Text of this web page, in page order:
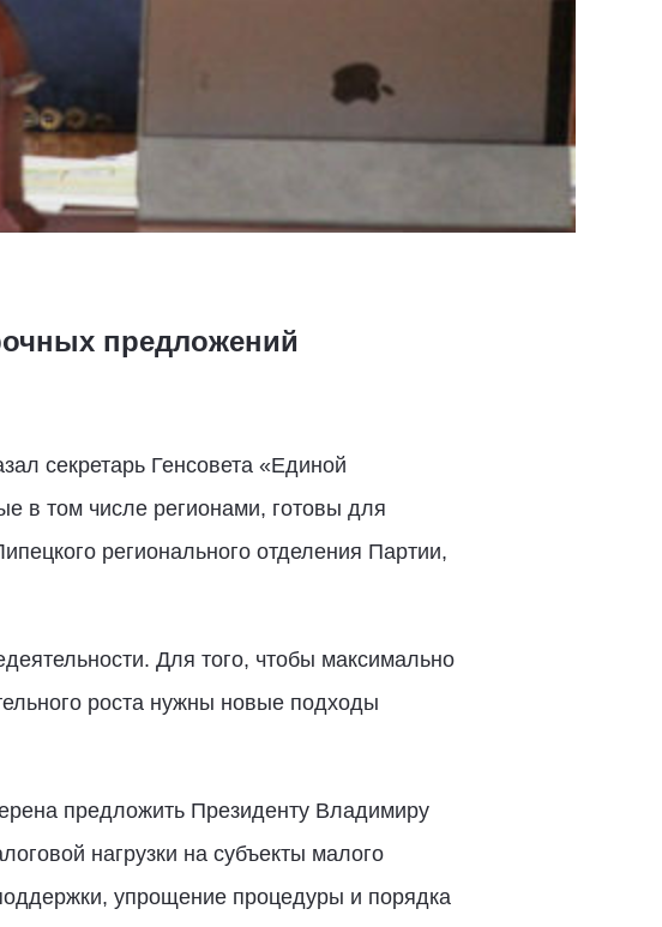
предложений
секретарь Генсовета «Единой
в том числе регионами, готовы для
регионального отделения Партии,
Для того, чтобы максимально
роста нужны новые подходы
предложить Президенту Владимиру
нагрузки на субъекты малого
упрощение процедуры и порядка